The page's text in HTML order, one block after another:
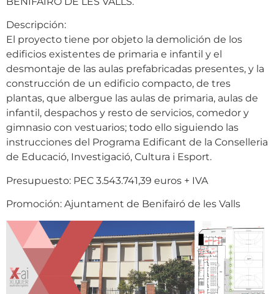
Descripción:
El proyecto tiene por objeto la demolición de los
edificios existentes de primaria e infantil y el
desmontaje de las aulas prefabricadas presentes, y la
construcción de un edificio compacto, de tres
plantas, que albergue las aulas de primaria, aulas de
infantil, despachos y resto de servicios, comedor y
gimnasio con vestuarios; todo ello siguiendo las
instrucciones del Programa Edificant de la Conselleria
de Educació, Investigació, Cultura i Esport.
Presupuesto: PEC 3.543.741,39 euros + IVA
Promoción: Ajuntament de Benifairó de les Valls